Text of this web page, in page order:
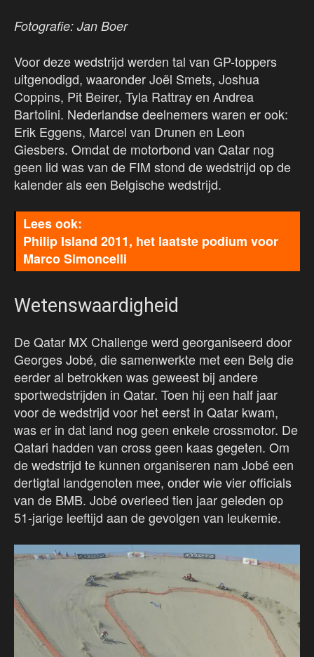
Fotografie: Jan Boer
Voor deze wedstrijd werden tal van GP-toppers
uitgenodigd, waaronder Joël Smets, Joshua
Coppins, Pit Beirer, Tyla Rattray en Andrea
Bartolini. Nederlandse deelnemers waren er ook:
Erik Eggens, Marcel van Drunen en Leon
Giesbers. Omdat de motorbond van Qatar nog
geen lid was van de FIM stond de wedstrijd op de
kalender als een Belgische wedstrijd.
Philip Island 2011, het laatste podium voor
Marco Simoncelli
Wetenswaardigheid
De Qatar MX Challenge werd georganiseerd door
Georges Jobé, die samenwerkte met een Belg die
eerder al betrokken was geweest bij andere
sportwedstrijden in Qatar. Toen hij een half jaar
voor de wedstrijd voor het eerst in Qatar kwam,
was er in dat land nog geen enkele crossmotor. De
Qatari hadden van cross geen kaas gegeten. Om
de wedstrijd te kunnen organiseren nam Jobé een
dertigtal landgenoten mee, onder wie vier officials
van de BMB. Jobé overleed tien jaar geleden op
51-jarige leeftijd aan de gevolgen van leukemie.